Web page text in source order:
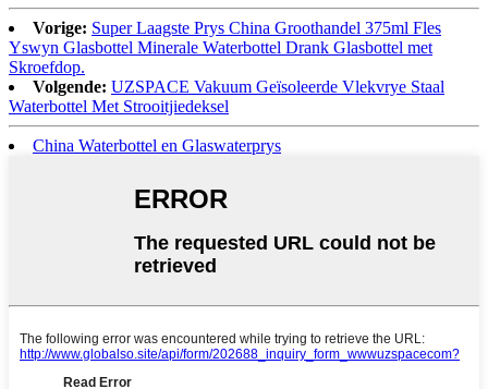
Vorige: Super Laagste Prys China Groothandel 375ml Fles
Yswyn Glasbottel Minerale Waterbottel Drank Glasbottel met
Skroefdop.
Volgende: UZSPACE Vakuum Geïsoleerde Vlekvrye Staal
Waterbottel Met Strooitjiedeksel
China Waterbottel en Glaswaterprys